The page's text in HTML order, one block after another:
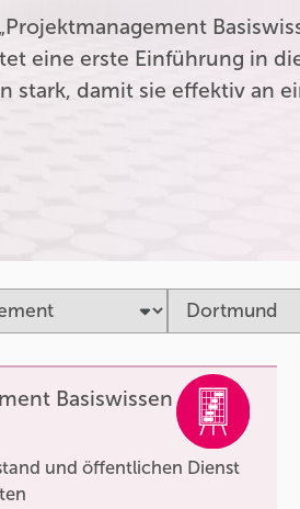
eine erste Einführung in
stark, damit sie effektiv an
Basiswissen
und öffentlichen Dienst